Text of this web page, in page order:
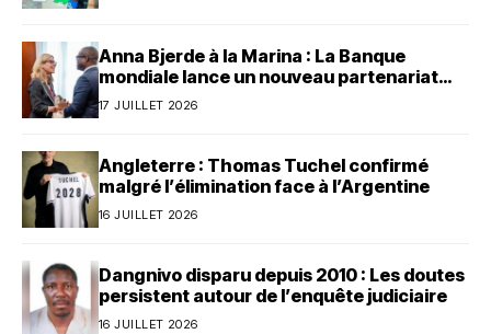
Anna Bjerde à la Marina : La Banque
mondiale lance un nouveau partenariat
avec le Bénin
17 JUILLET 2026
Angleterre : Thomas Tuchel confirmé
malgré l’élimination face à l’Argentine
16 JUILLET 2026
Dangnivo disparu depuis 2010 : Les doutes
persistent autour de l’enquête judiciaire
16 JUILLET 2026